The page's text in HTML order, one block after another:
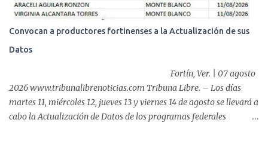
Adiel Pereda, realizó un recorrido por las sedes de entre...
Convocan a productores fortinenses a la Actualización de sus
Datos
Fortín, Ver. | 07 agosto
2026 www.tribunalibrenoticias.com Tribuna Libre. – Los días
martes 11, miércoles 12, jueves 13 y viernes 14 de agosto se llevará a
cabo la Actualización de Datos de los programas federales